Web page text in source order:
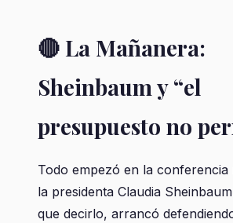
🔴 La Mañanera:
Sheinbaum y “el
presupuesto no
Todo empezó en la conferencia
la presidenta Claudia
que decirlo, arrancó